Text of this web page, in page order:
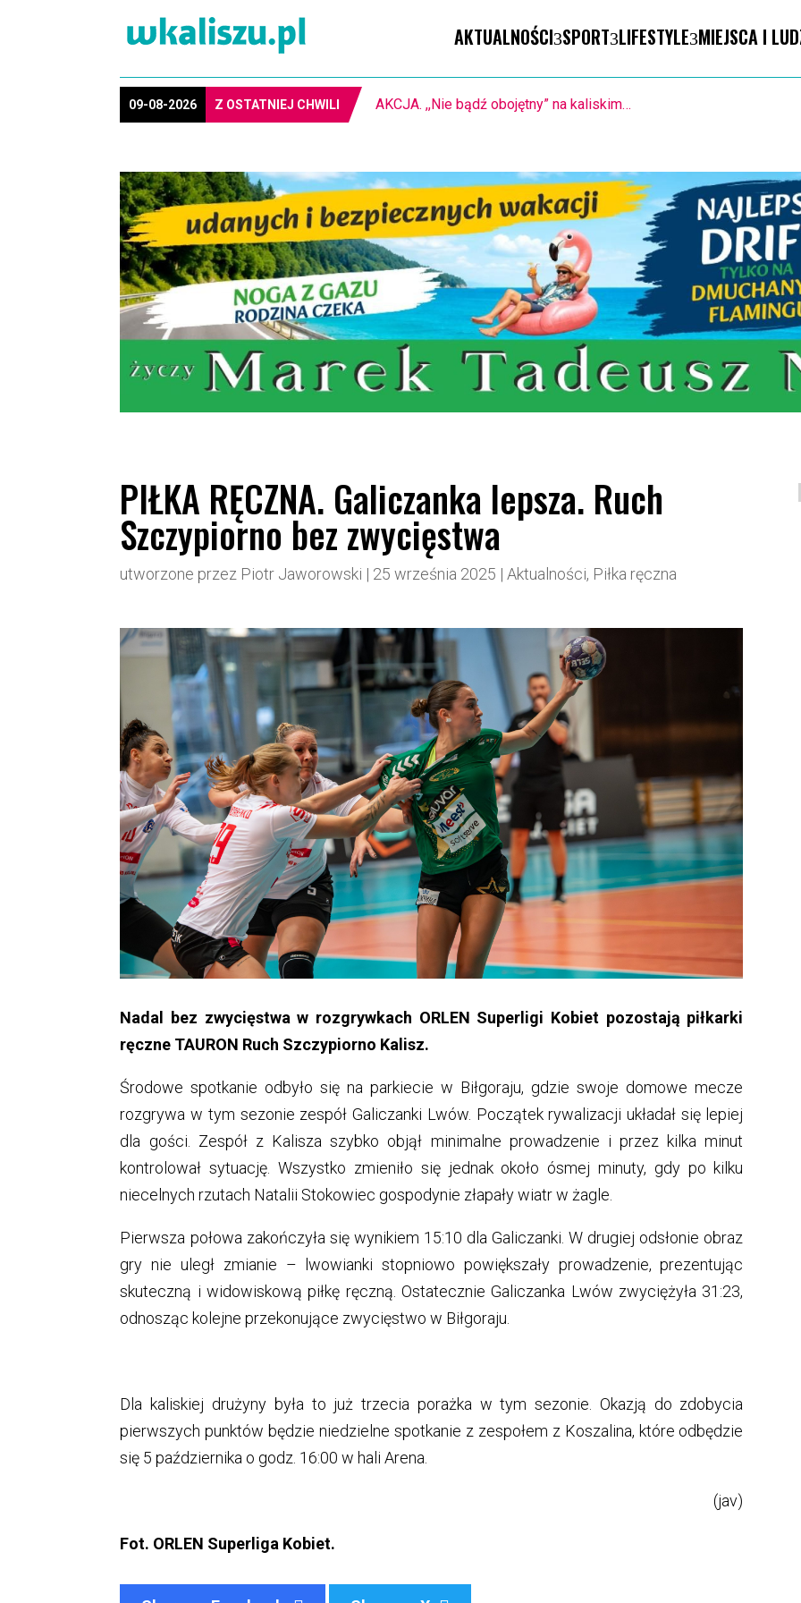
AKTUALNOŚCI SPORT LIFESTYLE MIEJSCA I
09-08-2026 Z OSTATNIEJ CHWILI PIŁKA RĘCZNA. Nowa bramkarka Szczypiorna. Grała w Norwegii
PIŁKA RĘCZNA. Galiczanka lepsza. Ruch
Szczypiorno bez zwycięstwa
utworzone przez Piotr Jaworowski | 25 września 2025 |Aktualności, Piłka ręczna
Nadal bez zwycięstwa w rozgrywkach ORLEN Superligi Kobiet pozostają piłkarki
ręczne TAURON Ruch Szczypiorno Kalisz.
Środowe spotkanie odbyło się na parkiecie w Biłgoraju, gdzie swoje domowe mecze
rozgrywa w tym sezonie zespół Galiczanki Lwów. Początek rywalizacji układał się lepiej
dla gości. Zespół z Kalisza szybko objął minimalne prowadzenie i przez kilka minut
kontrolował sytuację. Wszystko zmieniło się jednak około ósmej minuty, gdy po kilku
niecelnych rzutach Natalii Stokowiec gospodynie złapały wiatr w żagle.
Pierwsza połowa zakończyła się wynikiem 15:10 dla Galiczanki. W drugiej odsłonie obraz
gry nie uległ zmianie – lwowianki stopniowo powiększały prowadzenie, prezentując
skuteczną i widowiskową piłkę ręczną. Ostatecznie Galiczanka Lwów zwyciężyła 31:23,
odnosząc kolejne przekonujące zwycięstwo w Biłgoraju.
Dla kaliskiej drużyny była to już trzecia porażka w tym sezonie. Okazją do zdobycia
pierwszych punktów będzie niedzielne spotkanie z zespołem z Koszalina, które odbędzie
się 5 października o godz. 16:00 w hali Arena.
(jav)
Fot. ORLEN Superliga Kobiet.